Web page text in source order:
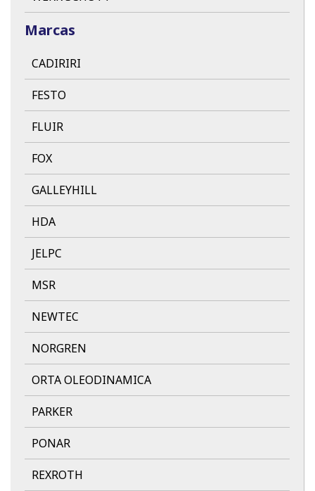
Marcas
CADIRIRI
FESTO
FLUIR
FOX
GALLEYHILL
HDA
JELPC
MSR
NEWTEC
NORGREN
ORTA OLEODINAMICA
PARKER
PONAR
REXROTH